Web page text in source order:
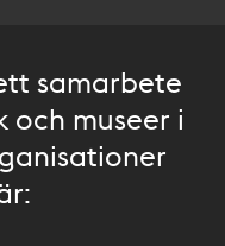
samarbete
och museer i